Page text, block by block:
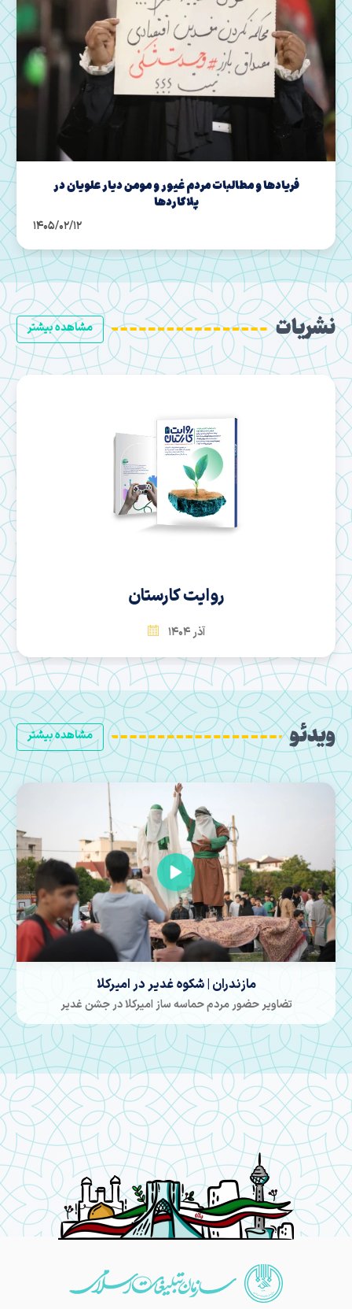
مازندران | قاب حماسه حضور مردم در شب های اقتدار
مشاهده بیشتر نشریات
سها
بهمن 1404
مشاهده بیشتر ویدئو
مازندران | انتهای خیابان کشور دوست در امیرکلا
موکبی در غدیر که دلی برپا شد